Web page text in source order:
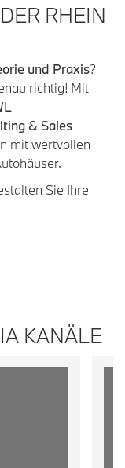
RHEIN
und Praxis?
richtig! Mit
& Sales
mit wertvollen
Sie Ihre
KANÄLE